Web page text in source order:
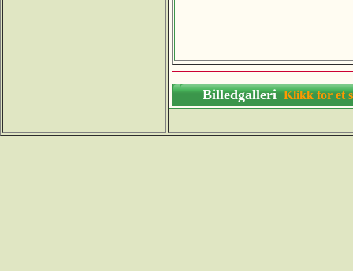
BilledgalleriKlikk for